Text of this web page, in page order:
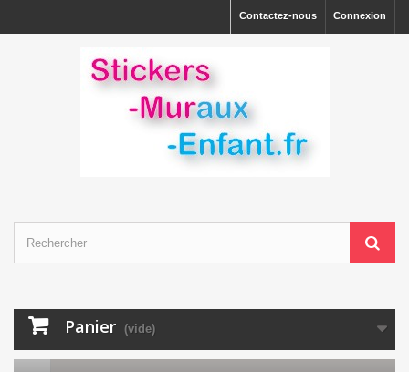
Connexion
Contactez-nous
Panier (vide)